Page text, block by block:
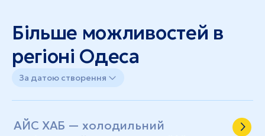
Більше можливостей в
регіоні Одеса
За датою створення
АЙС ХАБ — холодильний